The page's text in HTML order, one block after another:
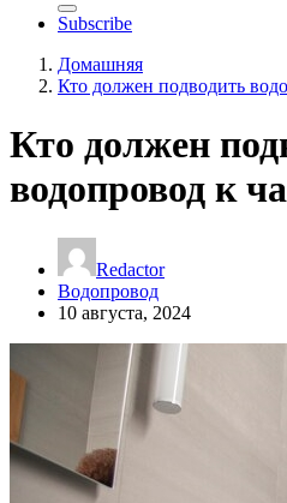
Subscribe
Домашняя
Кто должен подводить
Кто должен
водопровод к
Redactor
Водопровод
10 августа, 2024